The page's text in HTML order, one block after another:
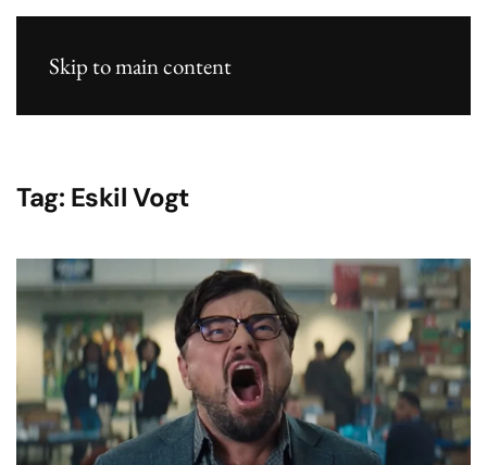
Skip to main content
Tag: Eskil Vogt